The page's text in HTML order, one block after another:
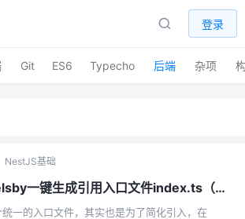
登录
Git ES6 Typecho 后端 杂项
NestJS基础
Nestjs 使用barrelsby一键生成引用入口文件index.ts（桶文件）
一的入口文件，其实也是为了简化引入，在